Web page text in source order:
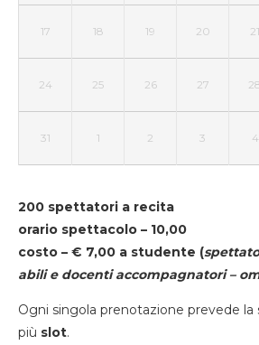
17 18 19 20 21
24 25 26 27
31 1 2 3 4
200 spettatori a recita
orario spettacolo – 10,00
costo – € 7,00 a studente (
abili e docenti accompagnatori –
Ogni singola prenotazione prevede la
più slot.